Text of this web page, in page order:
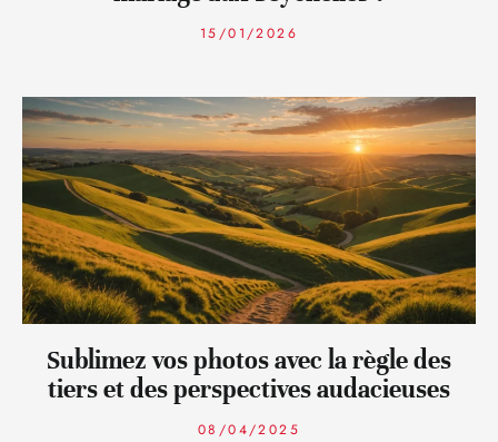
15/01/2026
Sublimez vos photos avec la règle des
tiers et des perspectives audacieuses
08/04/2025